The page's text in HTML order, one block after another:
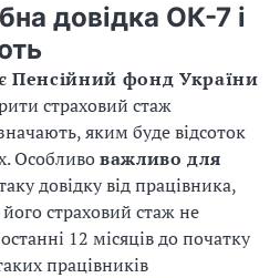
довідка ОК-7 і
Пенсійний фонд України
страховий стаж
яким буде відсоток
Особливоважливо для
довідку від працівника,
страховий стаж не
12 місяців до початку
працівників